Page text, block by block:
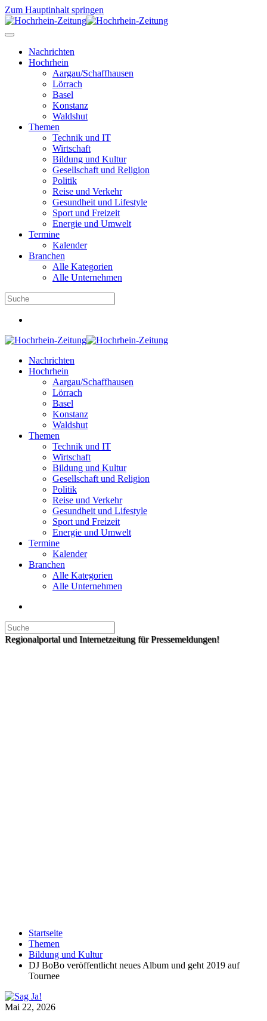
Zum Hauptinhalt springen
Nachrichten
Hochrhein
Aargau/Schaffhausen
Lörrach
Basel
Konstanz
Waldshut
Themen
Technik und IT
Wirtschaft
Bildung und Kultur
Gesellschaft und Religion
Politik
Reise und Verkehr
Gesundheit und Lifestyle
Sport und Freizeit
Energie und Umwelt
Termine
Kalender
Branchen
Alle Kategorien
Alle Unternehmen
Nachrichten
Hochrhein
Aargau/Schaffhausen
Lörrach
Basel
Konstanz
Waldshut
Themen
Technik und IT
Wirtschaft
Bildung und Kultur
Gesellschaft und Religion
Politik
Reise und Verkehr
Gesundheit und Lifestyle
Sport und Freizeit
Energie und Umwelt
Termine
Kalender
Branchen
Alle Kategorien
Alle Unternehmen
Regionalportal und Internetzeitung für Pressemeldungen!
Startseite
Themen
Bildung und Kultur
DJ BoBo veröffentlicht neues Album und geht 2019 auf
Tournee
Mai 22, 2026